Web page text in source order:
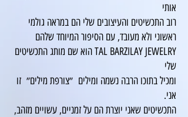
אותי
רוב התכשיטים והעיצובים שלי הם במראה גולמי
ראשוני ולא מעובד, עם הסיפור המיוחד שלהם
TAL BARZILAY JEWELRY הוא שם מותג התכשיטים
שלי
ומכיל בתוכו הרבה נשמה ומילים ״צורפת מילים״ זו
אני.
התכשיטים שאני יוצרת הם על זמניים, עשויים מזהב,